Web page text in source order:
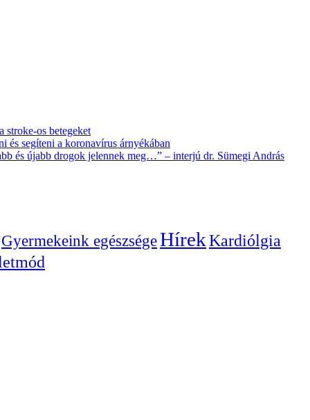
stroke-os betegeket
és segíteni a koronavírus árnyékában
és újabb drogok jelennek meg…” – interjú dr. Sümegi András
Gyermekeink egészségeHírekKardiólgia